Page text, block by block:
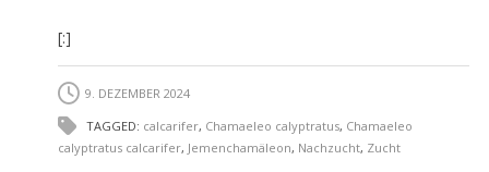
[:]
9. DEZEMBER 2024
TAGGED: calcarifer, Chamaeleo calyptratus, Chamaeleo
calyptratus calcarifer, Jemenchamäleon, Nachzucht, Zucht